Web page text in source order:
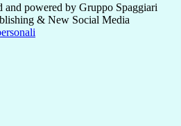
and powered by Gruppo Spaggiari
& New Social Media